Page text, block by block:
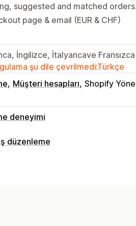
suggested and matched orders.
page & email (EUR & CHF)
İngilizce, İtalyancave Fransızca
şu dile çevrilmedi:Türkçe
Müşteri hesapları Shopify
deneyimi
seçenekleri
düzenleme